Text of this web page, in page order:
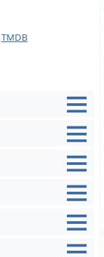
TMDB